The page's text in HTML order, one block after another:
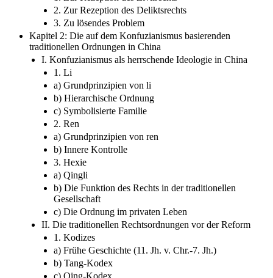
2. Zur Rezeption des Deliktsrechts
3. Zu lösendes Problem
Kapitel 2: Die auf dem Konfuzianismus basierenden
traditionellen Ordnungen in China
I. Konfuzianismus als herrschende Ideologie in China
1. Li
a) Grundprinzipien von li
b) Hierarchische Ordnung
c) Symbolisierte Familie
2. Ren
a) Grundprinzipien von ren
b) Innere Kontrolle
3. Hexie
a) Qingli
b) Die Funktion des Rechts in der traditionellen
Gesellschaft
c) Die Ordnung im privaten Leben
II. Die traditionellen Rechtsordnungen vor der Reform
1. Kodizes
a) Frühe Geschichte (11. Jh. v. Chr.-7. Jh.)
b) Tang-Kodex
c) Qing-Kodex